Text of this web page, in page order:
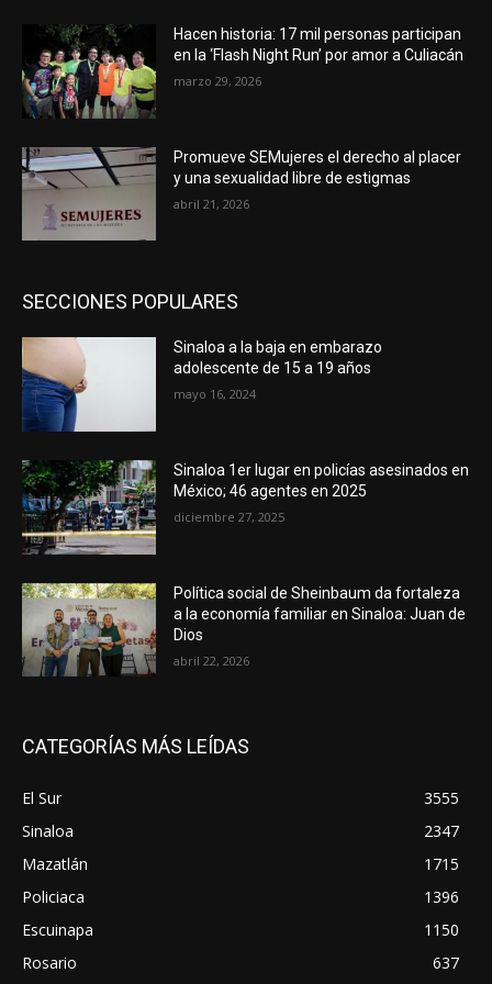
Hacen historia: 17 mil personas participan
en la ‘Flash Night Run’ por amor a Culiacán
marzo 29, 2026
Promueve SEMujeres el derecho al placer
y una sexualidad libre de estigmas
abril 21, 2026
SECCIONES POPULARES
Sinaloa a la baja en embarazo
adolescente de 15 a 19 años
mayo 16, 2024
Sinaloa 1er lugar en policías asesinados en
México; 46 agentes en 2025
diciembre 27, 2025
Política social de Sheinbaum da fortaleza
a la economía familiar en Sinaloa: Juan de
Dios
abril 22, 2026
CATEGORÍAS MÁS LEÍDAS
El Sur
3555
Sinaloa
2347
Mazatlán
1715
Policiaca
1396
Escuinapa
1150
Rosario
637